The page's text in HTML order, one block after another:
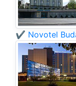
✔️ Novotel